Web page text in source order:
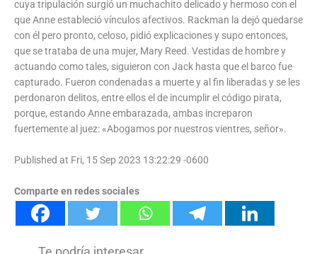
cuya tripulación surgió un muchachito delicado y hermoso con el
que Anne estableció vínculos afectivos. Rackman la dejó quedarse
con él pero pronto, celoso, pidió explicaciones y supo entonces,
que se trataba de una mujer, Mary Reed. Vestidas de hombre y
actuando como tales, siguieron con Jack hasta que el barco fue
capturado. Fueron condenadas a muerte y al fin liberadas y se les
perdonaron delitos, entre ellos el de incumplir el código pirata,
porque, estando Anne embarazada, ambas increparon
fuertemente al juez: «Abogamos por nuestros vientres, señor».
Published at Fri, 15 Sep 2023 13:22:29 -0600
Comparte en redes sociales